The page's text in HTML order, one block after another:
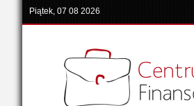
Piątek, 07 08 2026